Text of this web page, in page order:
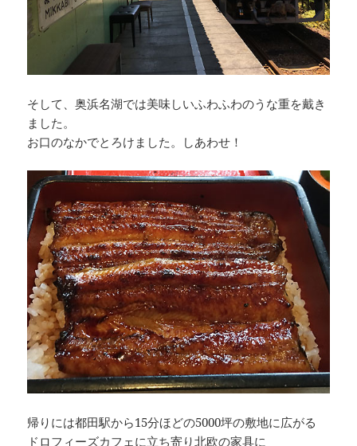
そして、奥浜名湖では美味しいふわふわのうな重を戴き
ました。
お口のなかでとろけました。しあわせ！
帰りには都田駅から15分ほどの5000坪の敷地に広がる
ドロフィーズカフェに立ち寄り北欧の家具に